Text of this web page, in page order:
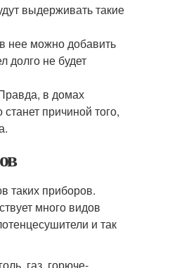
выдерживать такие
нее можно добавить
долго не будет
в домах
причиной того,
таких приборов.
много видов
и так